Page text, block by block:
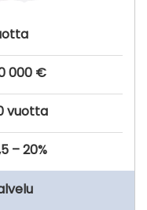
000 €
vuotta
– 20%